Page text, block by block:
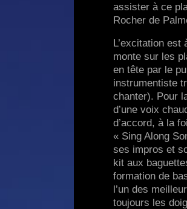
assister à ce
Rocher de
L’excitation est
monte sur les
en tête par le
instrumentiste
chanter). Pour
d’une voix
d’accord, à la
« Sing Along
ses impros et
kit aux
formation de
l’un des
toujours les